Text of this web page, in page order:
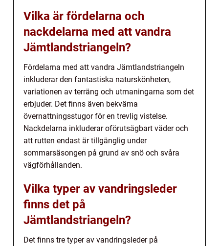
Vilka är fördelarna och
nackdelarna med att vandra
Jämtlandstriangeln?
Fördelarna med att vandra Jämtlandstriangeln
inkluderar den fantastiska naturskönheten,
variationen av terräng och utmaningarna som det
erbjuder. Det finns även bekväma
övernattningsstugor för en trevlig vistelse.
Nackdelarna inkluderar oförutsägbart väder och
att rutten endast är tillgänglig under
sommarsäsongen på grund av snö och svåra
vägförhållanden.
Vilka typer av vandringsleder
finns det på
Jämtlandstriangeln?
Det finns tre typer av vandringsleder på